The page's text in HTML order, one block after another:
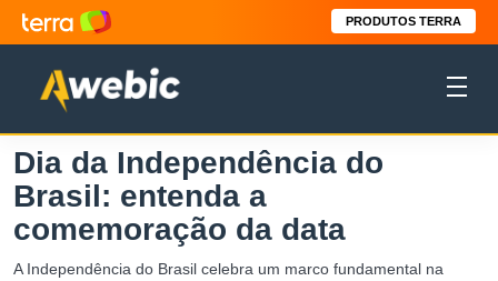
PRODUTOS TERRA
Dia da Independência do
Brasil: entenda a
comemoração da data
A Independência do Brasil celebra um marco fundamental na